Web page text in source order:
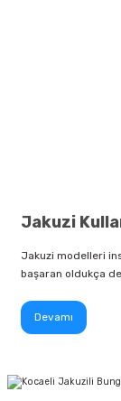
Jakuzi
Jakuzi modelleri
başaran oldukça
Devamı